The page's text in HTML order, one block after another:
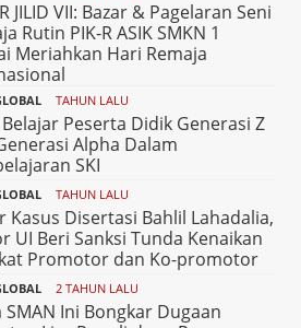
JILID VII: Bazar & Pagelaran Seni
Rutin PIK-R ASIK SMKN 1
Meriahkan Hari Remaja
TAHUN LALU
Belajar Peserta Didik Generasi Z
Alpha Dalam
SKI
TAHUN LALU
Kasus Disertasi Bahlil Lahadalia,
UI Beri Sanksi Tunda Kenaikan
Promotor dan Ko-promotor
2 TAHUN LALU
SMAN Ini Bongkar Dugaan